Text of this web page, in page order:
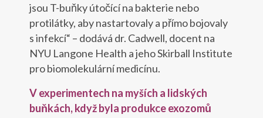
jsou T-buňky útočící na bakterie nebo
protilátky, aby nastartovaly a přímo bojovaly
s infekcí“ – dodává dr. Cadwell, docent na
NYU Langone Health a jeho Skirball Institute
pro biomolekulární medicínu.
V experimentech na myších a lidských
buňkách, když byla produkce exozomů